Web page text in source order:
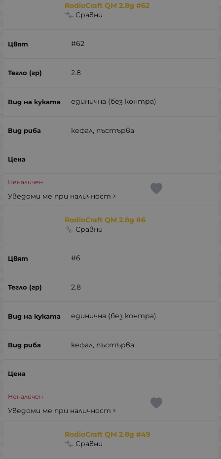
RodioCraft QM 2.8g #62
Сравни
#62
2.8
единична (без контра)
кефал, пъстърва
Неналичен
Уведоми ме при наличност
RodioCraft QM 2.8g #6
Сравни
#6
2.8
единична (без контра)
кефал, пъстърва
Неналичен
Уведоми ме при наличност
RodioCraft QM 2.8g #49
Сравни